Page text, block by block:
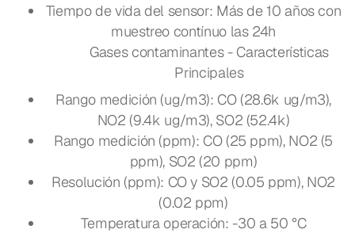
Tiempo de vida del sensor: Más de 10 años con
muestreo contínuo las 24h
Gases contaminantes - Características
Principales
Rango medición (ug/m3): CO (28.6k ug/m3),
NO2 (9.4k ug/m3), SO2 (52.4k)
Rango medición (ppm): CO (25 ppm), NO2 (5
ppm), SO2 (20 ppm)
Resolución (ppm): CO y SO2 (0.05 ppm), NO2
(0.02 ppm)
Temperatura operación: -30 a 50 °C